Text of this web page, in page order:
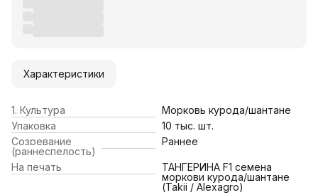
Характеристики
1. Культура
Морковь курода/шантане
Упаковка
10 тыс. шт.
Созревание
(раннеспелость)
Раннее
На печать
ТАНГЕРИНА F1 семена
моркови курода/шантане
(Takii / Alexagro)